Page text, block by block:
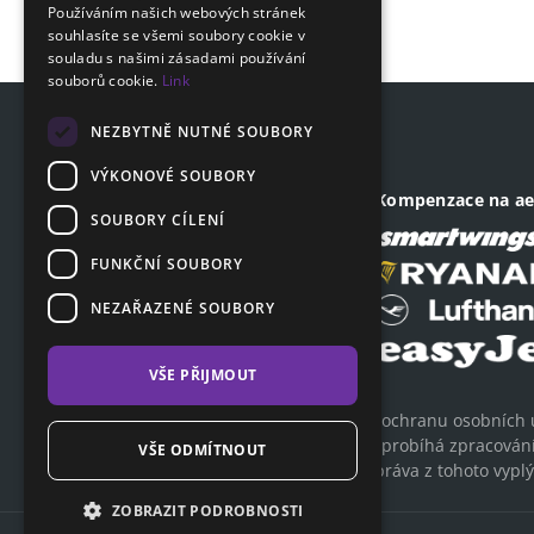
110 00, Praha - Nové Město
DIČ: CZ04903641
Kompenzace na
ClaimCloud bere a brala vždy ochranu
informovali, jakým způsobem probíhá
údaje používány a jaká máte práva z tohoto
Používáním našich webových stránek
souhlasíte se všemi soubory cookie v
souladu s našimi zásadami používání
souborů cookie. Link
NEZBYTNĚ NUTNÉ SOUBORY
VÝKONOVÉ SOUBORY
SOUBORY CÍLENÍ
FUNKČNÍ SOUBORY
NEZAŘAZENÉ SOUBORY
VŠE PŘIJMOUT
VŠE ODMÍTNOUT
ZOBRAZIT PODROBNOSTI